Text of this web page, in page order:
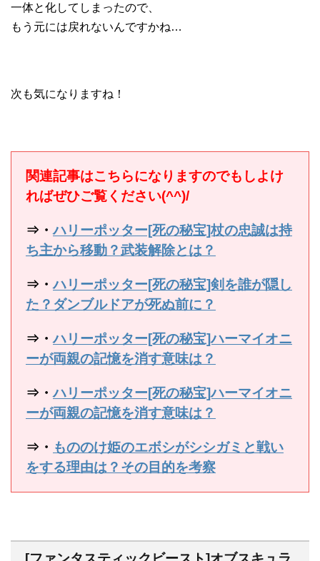
一体と化してしまったので、
もう元には戻れないんですかね…
次も気になりますね！
関連記事はこちらになりますのでもしよけ
ればぜひご覧ください(^^)/
⇒・ハリーポッター[死の秘宝]杖の忠誠は持
ち主から移動？武装解除とは？
⇒・ハリーポッター[死の秘宝]剣を誰が隠し
た？ダンブルドアが死ぬ前に？
⇒・ハリーポッター[死の秘宝]ハーマイオニ
ーが両親の記憶を消す意味は？
⇒・ハリーポッター[死の秘宝]ハーマイオニ
ーが両親の記憶を消す意味は？
⇒・ もののけ姫のエボシがシシガミと戦い
をする理由は？その目的を考察